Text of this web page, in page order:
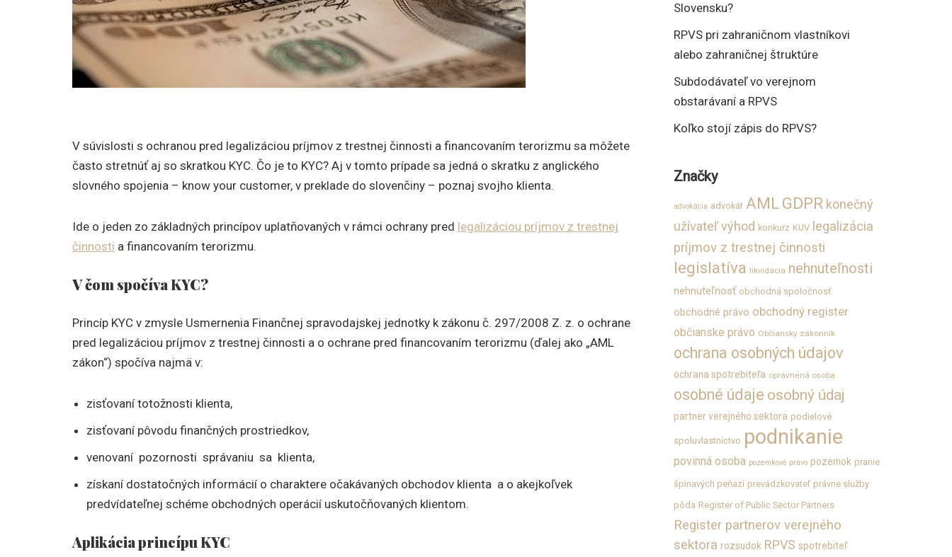
V súvislosti s ochranou pred legalizáciou príjmov z trestnej činnosti a financovaním terorizmu sa môžete
často stretnúť aj so skratkou KYC. Čo je to KYC? Aj v tomto prípade sa jedná o skratku z anglického
slovného spojenia – know your customer, v preklade do slovenčiny – poznaj svojho klienta.
Ide o jeden zo základných princípov uplatňovaných v rámci ochrany pred legalizáciou príjmov z trestnej
činnosti a financovaním terorizmu.
V čom spočíva KYC?
Princíp KYC v zmysle Usmernenia Finančnej spravodajskej jednotky k zákonu č. 297/2008 Z. z. o ochrane
pred legalizáciou príjmov z trestnej činnosti a o ochrane pred financovaním terorizmu (ďalej ako „AML
zákon“) spočíva najmä v:
zisťovaní totožnosti klienta,
zisťovaní pôvodu finančných prostriedkov,
venovaní pozornosti správaniu sa klienta,
získaní dostatočných informácií o charaktere očakávaných obchodov klienta a o akejkoľvek
predvídateľnej schéme obchodných operácií uskutočňovaných klientom.
Aplikácia princípu KYC
Slovensku?
RPVS pri zahraničnom vlastníkovi
alebo zahraničnej štruktúre
Subdodávateľ vo verejnom
obstarávaní a RPVS
Koľko stojí zápis do RPVS?
Značky
advokácia advokát AML GDPR konečný
užívateľ výhod konkurz KUV legalizácia
príjmov z trestnej činnosti
legislatíva likvidácia nehnuteľnosti
nehnuteľnosť obchodná spoločnosť
obchodné právo obchodný register
občianske právo Občiansky zákonník
ochrana osobných údajov
ochrana spotrebiteľa oprávnená osoba
osobné údaje osobný údaj
partner verejného sektora podielové
spoluvlastníctvo podnikanie
povinná osoba pozemkové právo pozemok pranie
špinavých peňazí prevádzkovateľ právne služby
pôda Register of Public Sector Partners
Register partnerov verejného
sektora rozsudok RPVS spotrebiteľ